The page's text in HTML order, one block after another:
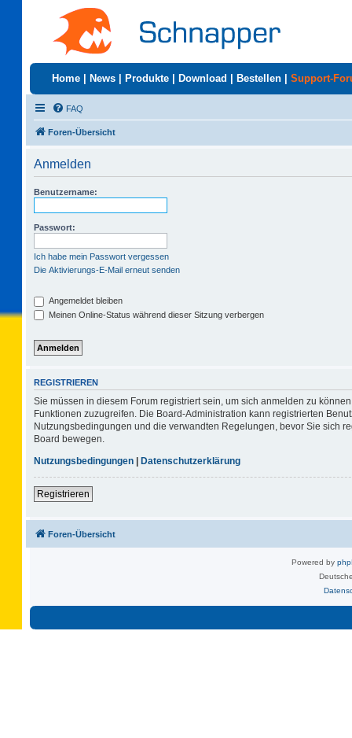
Home News Produkte Download Bestellen Support-
FAQ
Foren-Übersicht
Anmelden
Benutzername:
Passwort:
Ich habe mein Passwort vergessen
Die Aktivierungs-E-Mail erneut senden
Angemeldet bleiben
Meinen Online-Status während dieser Sitzung verbergen
REGISTRIEREN
Sie müssen in diesem Forum registriert sein, um sich anmelden zu
Funktionen zuzugreifen. Die Board-Administration kann registrierten
Nutzungsbedingungen und die verwandten Regelungen, bevor Sie sich
Board bewegen.
Nutzungsbedingungen | Datenschutzerklärung
Registrieren
Foren-Übersicht
Powered by